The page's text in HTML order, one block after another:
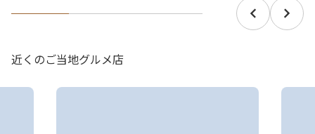
近くのご当地グルメ店